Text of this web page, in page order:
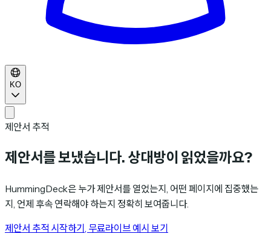
KO
제안서 추적
제안서를 보냈습니다. 상대방이 읽었을까요?
HummingDeck은 누가 제안서를 열었는지, 어떤 페이지에 집중했는
지, 언제 후속 연락해야 하는지 정확히 보여줍니다.
제안서 추적 시작하기, 무료라이브 예시 보기